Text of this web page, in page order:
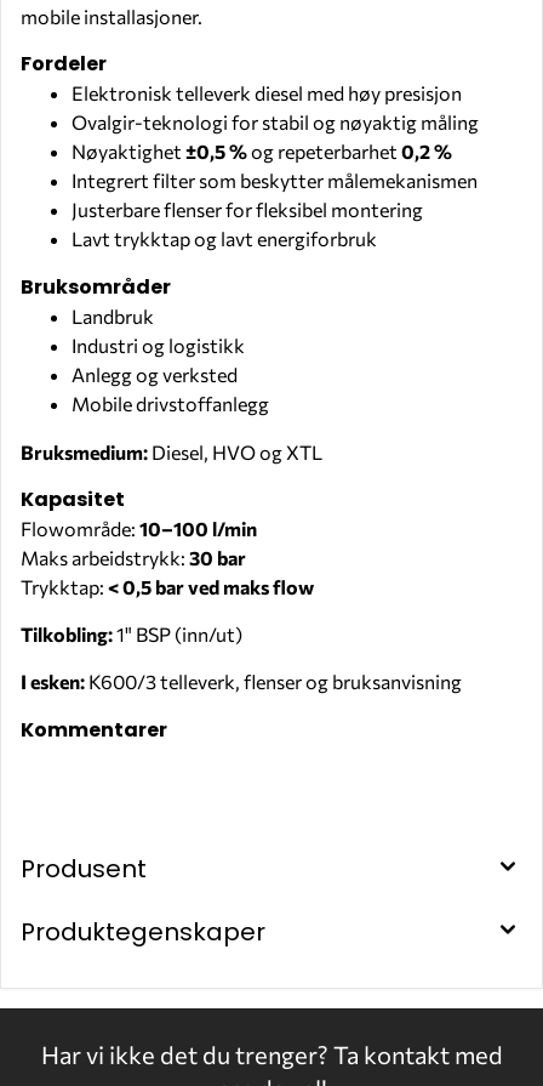
mobile installasjoner.
Fordeler
Elektronisk telleverk diesel med høy presisjon
Ovalgir-teknologi for stabil og nøyaktig måling
Nøyaktighet ±0,5 %og repeterbarhet 0,2 %
Integrert filter som beskytter målemekanismen
Justerbare flenser for fleksibel montering
Lavt trykktap og lavt energiforbruk
Bruksområder
Landbruk
Industri og logistikk
Anlegg og verksted
Mobile drivstoffanlegg
Bruksmedium: Diesel, HVO og XTL
Kapasitet
Flowområde: 10–100 l/min
Maks arbeidstrykk: 30 bar
Trykktap: < 0,5 bar ved maks flow
Tilkobling:1" BSP (inn/ut)
I esken: K600/3 telleverk, flenser og bruksanvisning
Kommentarer
Produsent
Produktegenskaper
Har vi ikke det du trenger? Ta kontakt med